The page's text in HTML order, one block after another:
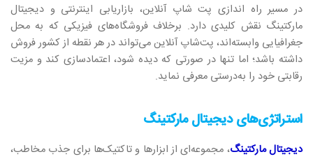
در مسیر راه‌ اندازی پت شاپ آنلاین، بازاریابی اینترنتی و دیجیتال
مارکتینگ نقش کلیدی دارد. برخلاف فروشگاه‌های فیزیکی که به محل
جغرافیایی وابسته‌اند، پت‌شاپ آنلاین می‌تواند در هر نقطه از کشور فروش
داشته باشد؛ اما تنها در صورتی که دیده شود، اعتمادسازی کند و مزیت
رقابتی خود را به‌درستی معرفی نماید.
استراتژی‌های دیجیتال مارکتینگ
دیجیتال مارکتینگ، مجموعه‌ای از ابزارها و تاکتیک‌ها برای جذب مخاطب،